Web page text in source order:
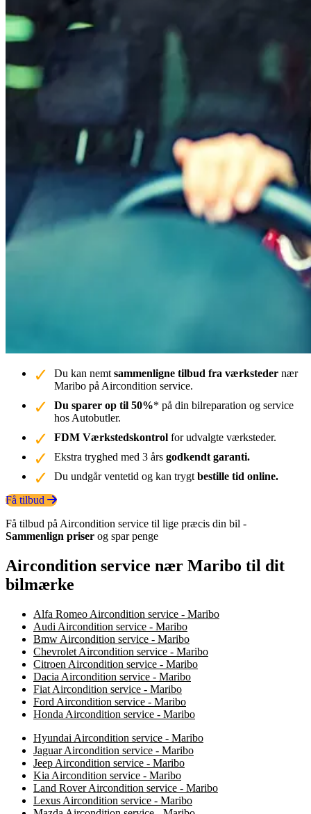
Du kan nemt sammenligne tilbud fra værksteder nær
Maribo på Aircondition service.
Du sparer op til 50%* på din bilreparation og service
hos Autobutler.
FDM Værkstedskontrol for udvalgte værksteder.
Ekstra tryghed med 3 års godkendt garanti.
Du undgår ventetid og kan trygt bestille tid online.
Få tilbud
Få tilbud på Aircondition service til lige præcis din bil -
Sammenlign priser og spar penge
Aircondition service nær Maribo til dit
bilmærke
Alfa Romeo Aircondition service - Maribo
Audi Aircondition service - Maribo
Bmw Aircondition service - Maribo
Chevrolet Aircondition service - Maribo
Citroen Aircondition service - Maribo
Dacia Aircondition service - Maribo
Fiat Aircondition service - Maribo
Ford Aircondition service - Maribo
Honda Aircondition service - Maribo
Hyundai Aircondition service - Maribo
Jaguar Aircondition service - Maribo
Jeep Aircondition service - Maribo
Kia Aircondition service - Maribo
Land Rover Aircondition service - Maribo
Lexus Aircondition service - Maribo